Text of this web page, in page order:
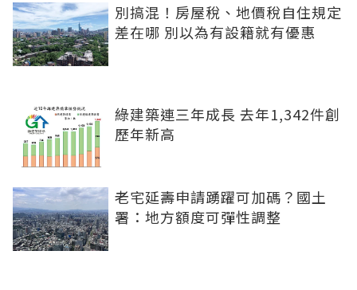
別搞混！房屋稅、地價稅自住規定
差在哪 別以為有設籍就有優惠
綠建築連三年成長 去年1,342件創
歷年新高
老宅延壽申請踴躍可加碼？國土
署：地方額度可彈性調整